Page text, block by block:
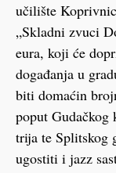
učilište
„Skladni zvuci
eura, koji će
događanja u
biti domaćin
poput Gudačkog
trija te Splitskog
ugostiti i jazz